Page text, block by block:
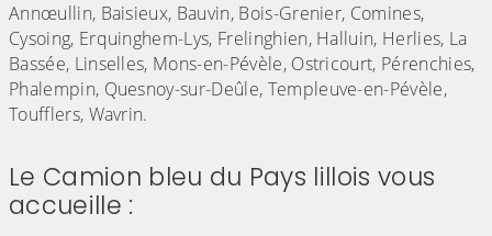
Annœullin, Baisieux, Bauvin, Bois-Grenier, Comines,
Cysoing, Erquinghem-Lys, Frelinghien, Halluin, Herlies, La
Bassée, Linselles, Mons-en-Pévèle, Ostricourt, Pérenchies,
Phalempin, Quesnoy-sur-Deûle, Templeuve-en-Pévèle,
Toufflers, Wavrin.
Le Camion bleu du Pays lillois vous
accueille :